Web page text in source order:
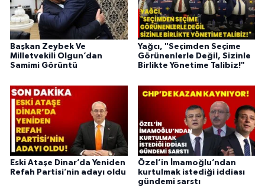
Başkan Zeybek Ve
Milletvekili Olgun’dan
Samimi Görüntü
Yağcı, "Seçimden Seçime
Görünenlerle Değil, Sizinle
Birlikte Yönetime Talibiz!"
Eski Ataşe Dinar’da Yeniden
Refah Partisi’nin adayı oldu
Özel’in İmamoğlu’ndan
kurtulmak istediği iddiası
gündemi sarstı